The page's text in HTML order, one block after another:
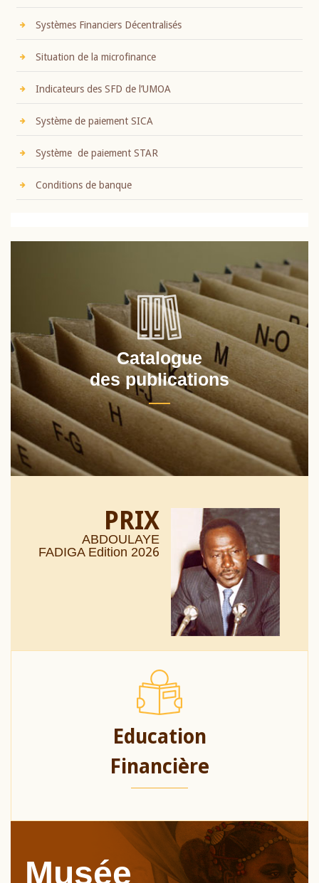
Systèmes Financiers Décentralisés
Situation de la microfinance
Indicateurs des SFD de l’UMOA
Système de paiement SICA
Système de paiement STAR
Conditions de banque
Catalogue
des publications
PRIX
ABDOULAYE
FADIGA Edition 2026
Education
Financière
Musée